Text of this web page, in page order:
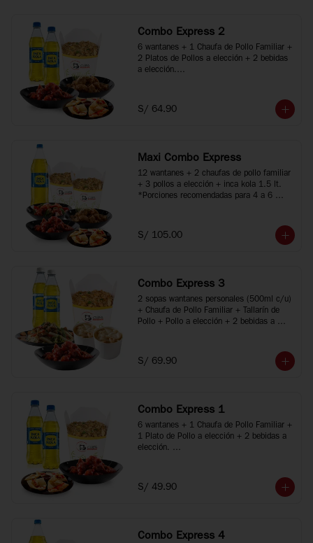
Combo Express 2
6 wantanes + 1 Chaufa de Pollo Familiar +
2 Platos de Pollos a elección + 2 bebidas
a elección.
*Imágenes referenciales
S/ 64.90
Maxi Combo Express
12 wantanes + 2 chaufas de pollo familiar
+ 3 pollos a elección + inca kola 1.5 lt.
*Porciones recomendadas para 4 a 6
S/ 105.00
Combo Express 3
2 sopas wantanes personales (500ml c/u)
+ Chaufa de Pollo Familiar + Tallarín de
Pollo + Pollo a elección + 2 bebidas a
personas
*Imágenes referenciales
S/ 69.90
Combo Express 1
6 wantanes + 1 Chaufa de Pollo Familiar +
1 Plato de Pollo a elección + 2 bebidas a
elección.
S/ 49.90
Combo Express 4